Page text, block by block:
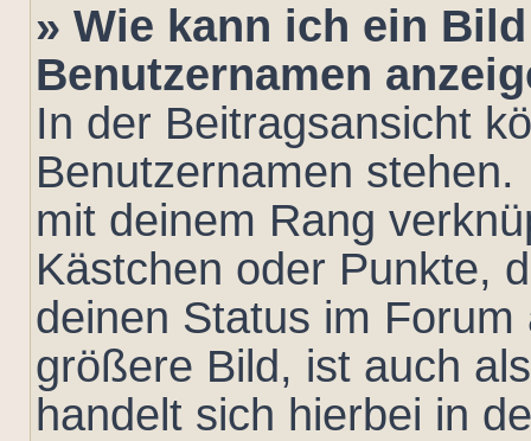
» Wie kann ich ein
Benutzernamen
In der Beitragsansicht
Benutzernamen
mit deinem Rang
Kästchen oder Punkte,
deinen Status im
größere Bild, ist auch
handelt sich hierbei in